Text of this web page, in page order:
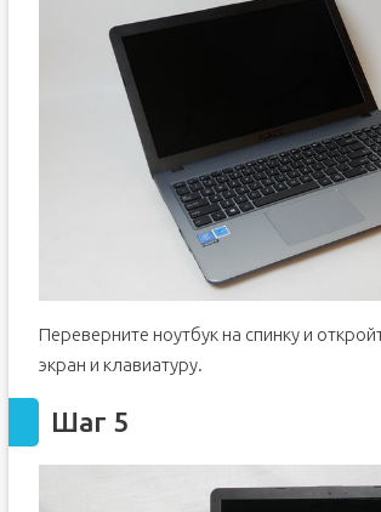
Переверните ноутбук на спинку и
экран и клавиатуру.
Шаг 5